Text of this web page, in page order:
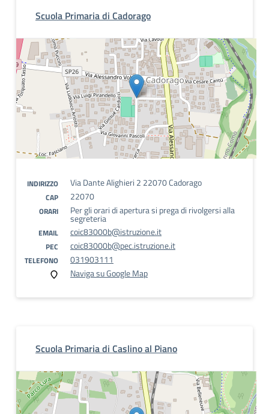
Scuola Primaria di Cadorago
INDIRIZZO Via Dante Alighieri 2 22070 Cadorago
CAP 22070
ORARI Per gli orari di apertura si prega di rivolgersi alla
segreteria
EMAIL coic83000b@istruzione.it
PEC coic83000b@pec.istruzione.it
TELEFONO
031903111
Naviga su Google Map
Scuola Primaria di Caslino al Piano